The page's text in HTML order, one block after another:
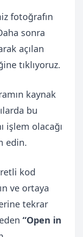
fotoğrafın
sonra
açılan
tıklıyoruz.
kaynak
bu
işlem olacağı
edin.
kod
ve ortaya
tekrar
“Open in